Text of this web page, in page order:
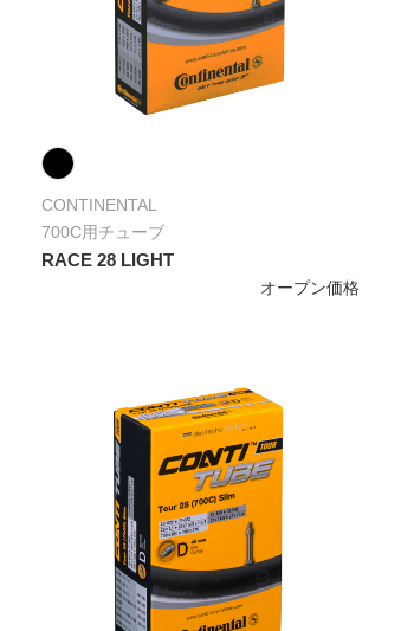
CONTINENTAL
700C用チューブ
RACE 28 LIGHT
オープン価格